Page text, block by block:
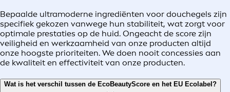
Bepaalde ultramoderne ingrediënten voor douchegels zijn
specifiek gekozen vanwege hun stabiliteit, wat zorgt voor
optimale prestaties op de huid. Ongeacht de score zijn
veiligheid en werkzaamheid van onze producten altijd
onze hoogste prioriteiten. We doen nooit concessies aan
de kwaliteit en effectiviteit van onze producten.
Wat is het verschil tussen de EcoBeautyScore en het EU Ecolabel?